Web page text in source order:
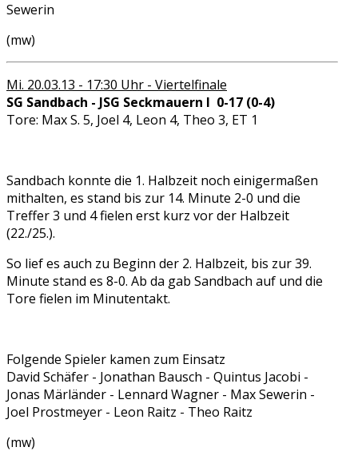
Sewerin
(mw)
Mi. 20.03.13 - 17:30 Uhr - Viertelfinale
SG Sandbach - JSG Seckmauern I 0-17 (0-4)
Tore: Max S. 5, Joel 4, Leon 4, Theo 3, ET 1
Sandbach konnte die 1. Halbzeit noch einigermaßen
mithalten, es stand bis zur 14. Minute 2-0 und die
Treffer 3 und 4 fielen erst kurz vor der Halbzeit
(22./25.).
So lief es auch zu Beginn der 2. Halbzeit, bis zur 39.
Minute stand es 8-0. Ab da gab Sandbach auf und die
Tore fielen im Minutentakt.
Folgende Spieler kamen zum Einsatz
David Schäfer - Jonathan Bausch - Quintus Jacobi -
Jonas Märländer - Lennard Wagner - Max Sewerin -
Joel Prostmeyer - Leon Raitz - Theo Raitz
(mw)